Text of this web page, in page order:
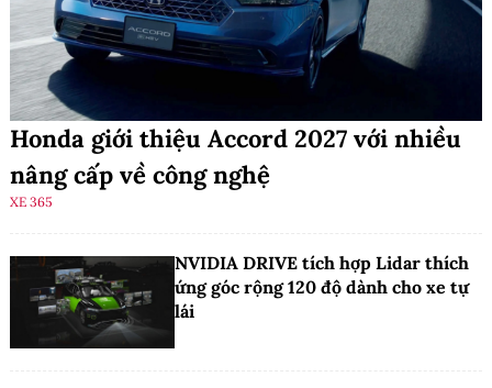
Honda giới thiệu Accord 2027 với nhiều
nâng cấp về công nghệ
XE 365
NVIDIA DRIVE tích hợp Lidar thích
ứng góc rộng 120 độ dành cho xe tự
lái